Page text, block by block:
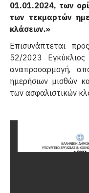
01.01.2024, των
των τεκμαρτών
κλάσεων.»
Επισυνάπτεται
52/2023
αναπροσαρμογή,
ημερήσιων μισθών
των ασφαλιστικών